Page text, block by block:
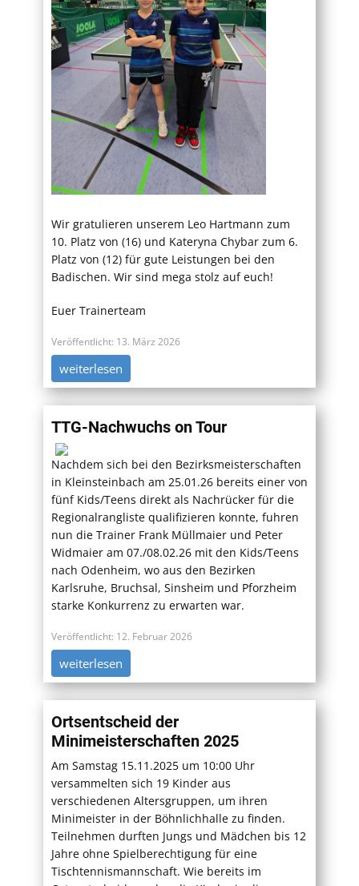
Wir gratulieren unserem Leo Hartmann zum
10. Platz von (16) und Kateryna Chybar zum 6.
Platz von (12) für gute Leistungen bei den
Badischen. Wir sind mega stolz auf euch!
Euer Trainerteam
Veröffentlicht: 13. März 2026
weiterlesen
TTG-Nachwuchs on Tour
Nachdem sich bei den Bezirksmeisterschaften
in Kleinsteinbach am 25.01.26 bereits einer von
fünf Kids/Teens direkt als Nachrücker für die
Regionalrangliste qualifizieren konnte, fuhren
nun die Trainer Frank Müllmaier und Peter
Widmaier am 07./08.02.26 mit den Kids/Teens
nach Odenheim, wo aus den Bezirken
Karlsruhe, Bruchsal, Sinsheim und Pforzheim
starke Konkurrenz zu erwarten war.
Veröffentlicht: 12. Februar 2026
weiterlesen
Ortsentscheid der
Minimeisterschaften 2025
Am Samstag 15.11.2025 um 10:00 Uhr
versammelten sich 19 Kinder aus
verschiedenen Altersgruppen, um ihren
Minimeister in der Böhnlichhalle zu finden.
Teilnehmen durften Jungs und Mädchen bis 12
Jahre ohne Spielberechtigung für eine
Tischtennismannschaft. Wie bereits im